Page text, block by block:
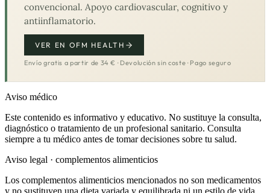
convencional. Apoyo cardiovascular, cognitivo y
antiinflamatorio.
VER EN OFM HEALTH
Envío gratis a partir de 34 € · Devolución sin coste · Pago seguro
Aviso médico
Este contenido es informativo y educativo. No sustituye la consulta,
diagnóstico o tratamiento de un profesional sanitario. Consulta
siempre a tu médico antes de tomar decisiones sobre tu salud.
Aviso legal · complementos alimenticios
Los complementos alimenticios mencionados no son medicamentos